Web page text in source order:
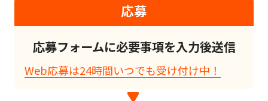
応募
応募フォームに必要事項を入力後送信
Web応募は24時間いつでも受け付け中！